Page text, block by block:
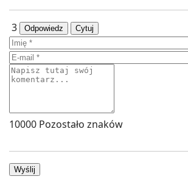
3 Odpowiedz Cytuj
10000 Pozostało znaków
Wyślij